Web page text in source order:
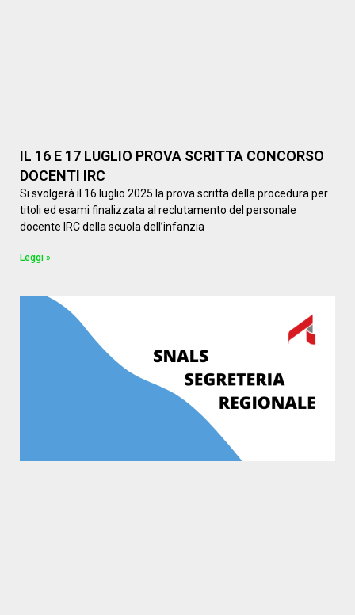
IL 16 E 17 LUGLIO PROVA SCRITTA CONCORSO
DOCENTI IRC
Si svolgerà il 16 luglio 2025 la prova scritta della procedura per
titoli ed esami finalizzata al reclutamento del personale
docente IRC della scuola dell’infanzia
Leggi »